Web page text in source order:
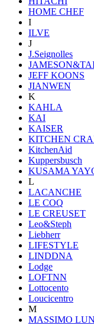
HOME CHEF
I
ILVE
J
J.Seignolles
JEFF KOONS
JIANWEN
K
KAHLA
KAI
KAISER
KITCHEN
KitchenAid
Kuppersbusch
KUSAMA
L
LACANCHE
LE COQ
LE CREUSET
Leo&Steph
Liebherr
LIFESTYLE
LINDDNA
Lodge
LOFTNN
Lottocento
Loucicentro
M
MASSIMO